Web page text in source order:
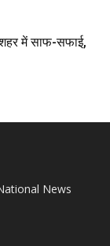
में साफ-सफाई,
News